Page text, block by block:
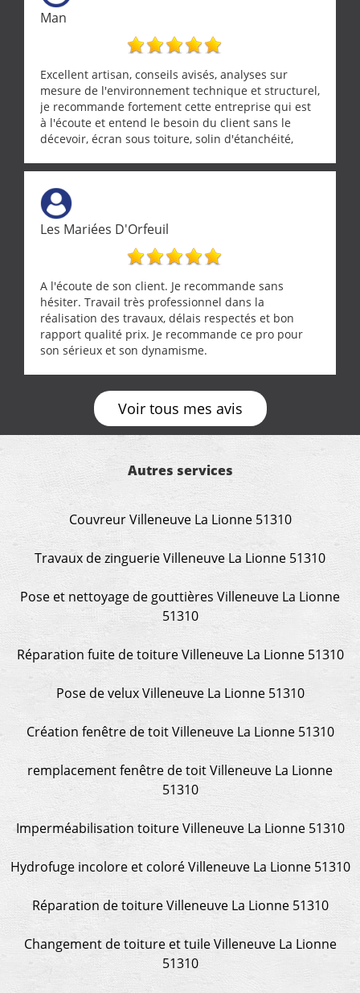
Man
Excellent artisan, conseils avisés, analyses sur
mesure de l'environnement technique et structurel,
je recommande fortement cette entreprise qui est
à l'écoute et entend le besoin du client sans le
décevoir, écran sous toiture, solin d'étanchéité,
récupérateur d'eau, tout a été parfaitement mis en
œuvre sans besoin d'y revenir. confiance assurée.
Les Mariées D'Orfeuil
A l'écoute de son client. Je recommande sans
hésiter. Travail très professionnel dans la
réalisation des travaux, délais respectés et bon
rapport qualité prix. Je recommande ce pro pour
son sérieux et son dynamisme.
Voir tous mes avis
Autres services
Couvreur Villeneuve La Lionne 51310
Travaux de zinguerie Villeneuve La Lionne 51310
Pose et nettoyage de gouttières Villeneuve La Lionne
51310
Réparation fuite de toiture Villeneuve La Lionne 51310
Pose de velux Villeneuve La Lionne 51310
Création fenêtre de toit Villeneuve La Lionne 51310
remplacement fenêtre de toit Villeneuve La Lionne
51310
Imperméabilisation toiture Villeneuve La Lionne 51310
Hydrofuge incolore et coloré Villeneuve La Lionne 51310
Réparation de toiture Villeneuve La Lionne 51310
Changement de toiture et tuile Villeneuve La Lionne
51310